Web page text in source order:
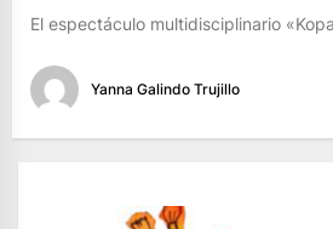
El espectáculo multidisciplinario
Yanna Galindo Trujillo